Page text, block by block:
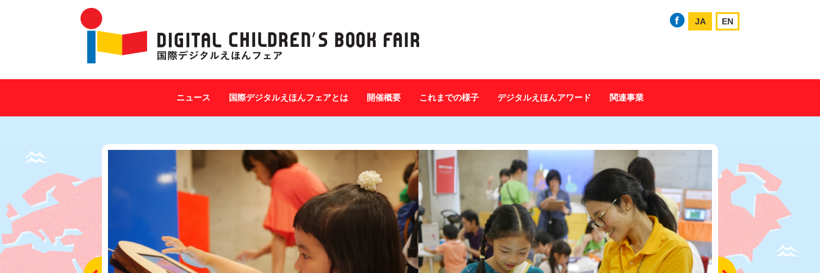
JA EN
ニュース 国際デジタルえほんフェアとは 開催概要 これまでの様子 デジタルえほんアワード 関連事業